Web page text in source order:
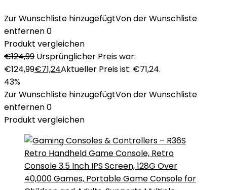
Zur Wunschliste hinzugefügtVon der Wunschliste
entfernen0
Produkt vergleichen
€124,99 Ursprünglicher Preis war:
€124,99€71,24Aktueller Preis ist: €71,24.
43%
Zur Wunschliste hinzugefügtVon der Wunschliste
entfernen0
Produkt vergleichen